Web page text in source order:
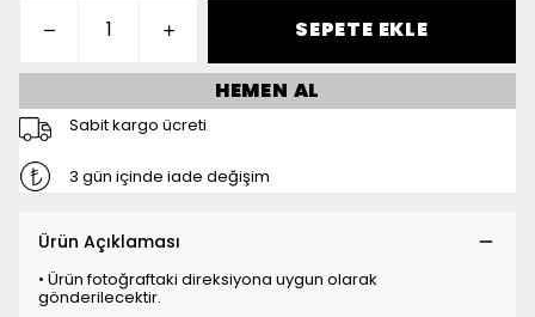
SEPETE EKLE
HEMEN AL
Sabit kargo ücreti
3 gün içinde iade değişim
Ürün Açıklaması
• Ürün fotoğraftaki direksiyona uygun olarak
gönderilecektir.